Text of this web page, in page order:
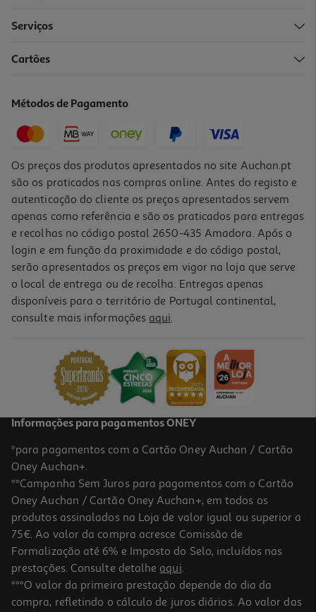
4.4
Auscultadores Sem Fio Jbl T 520 Bt Branco
59,99 €
Airpods Apple Max 2 Starlight
579.99 €/un
Serviços
Cartões
Métodos de Pagamento
Os preços dos produtos apresentados no site Auchan.pt
são os praticados nas compras online. Antes do registo e
autenticação do cliente os preços apresentados servem
apenas como referência e são os praticados para entregas
e recolhas no código postal 2650-435 Amadora. Após o
login e em função da proximidade e do código postal,
serão apresentados os preços em vigor na loja que serve
o local de entrega ou de recolha. Entregas apenas
disponíveis para o território de Portugal continental,
consulte mais informações aqui.
Informações para pagamentos ONEY
*para pagamentos com o Cartão Oney Auchan / Cartão
Oney Auchan+.
**Campanha Sem Juros para pagamentos com o Cartão
Oney Auchan / Cartão Oney Auchan+, em todos os
produtos assinalados na Loja de valor igual ou superior a
75€. Ao valor da compra acresce Comissão de
Formalização até 6% e Imposto do Selo, incluídos nas
prestações. Consulte detalhe aqui.
***O valor da primeira prestação depende do dia da
compra, refletindo o cálculo de juros diários. Ao valor das